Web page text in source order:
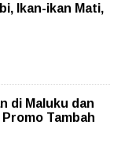
Ikan-ikan Mati,
di Maluku dan
Tambah